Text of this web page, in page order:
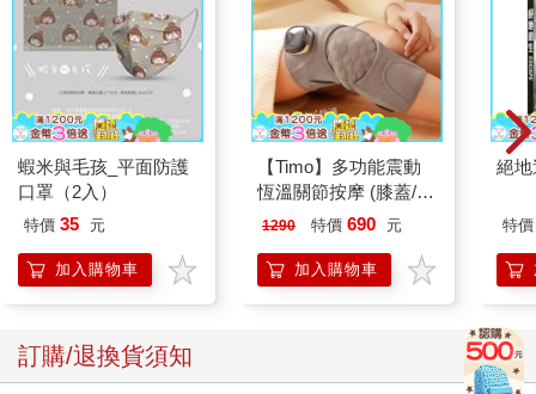
蝦米與毛孩_平面防護
口罩（2入）
特價 35 元
加入購物車
【Timo】多功能震動
恆溫關節按摩 (膝蓋/
肩/手肘通用) 無線充電
膝熱敷 【單入組】
1290 特價 690 元
加入購物車
絕
特價
訂購/退換貨須知